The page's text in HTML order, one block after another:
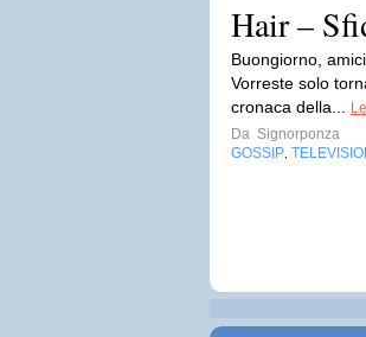
Hair –
Buongiorno,
Vorreste solo
cronaca della...
Da Signorponza
GOSSIP